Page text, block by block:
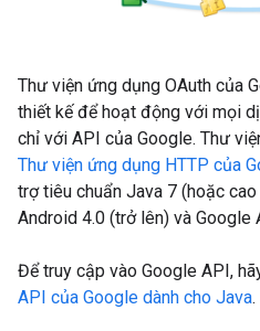
Thư viện ứng dụng OAuth của
thiết kế để hoạt động với mọi
chỉ với API của Google. Thư
Thư viện ứng dụng HTTP của
trợ tiêu chuẩn Java 7 (hoặc cao
Android 4.0 (trở lên) và Google
Để truy cập vào Google API,
API của Google dành cho Java.